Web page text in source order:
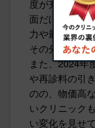
度が充実して
面だけではな
力や最新の美
その分採用基
また、2024年
や再診料の引
のの、物価高
いクリニック
い変化を見せ